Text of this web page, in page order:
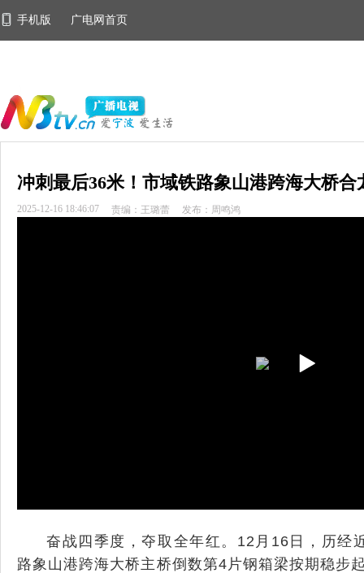
手机版 广电网首页
冲刺最后36米！市域铁路象山港跨海大桥合
2025-12-16 18:46:07 责编：王璐蕾 发布：周鸣鸿
奋战四季度，夺取全年红。12月16日，历经
路象山港跨海大桥主桥倒数第4片钢箱梁按期稳步